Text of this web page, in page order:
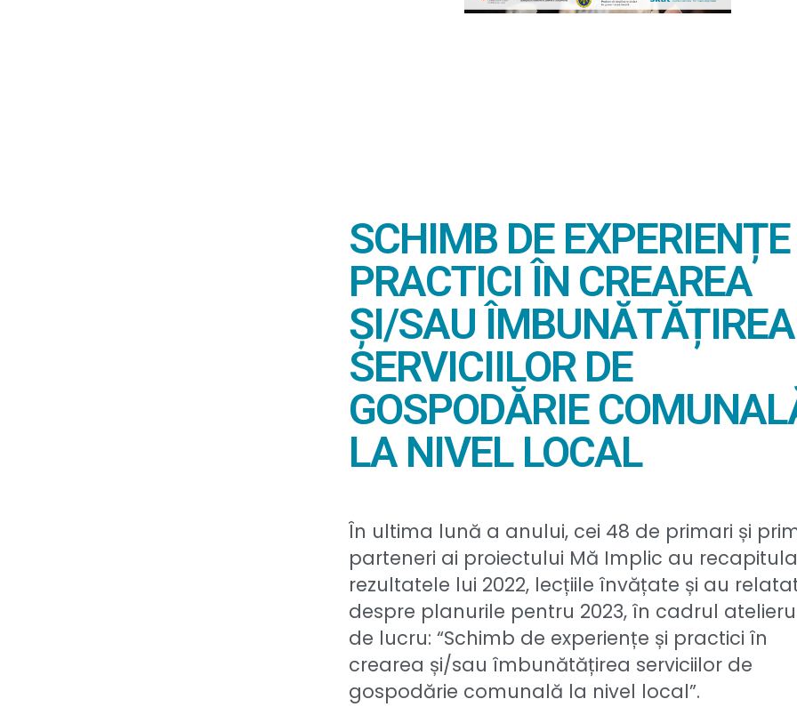
SCHIMB DE
PRACTICI ÎN CREAREA
ȘI/SAU ÎMBUNĂTĂȚIREA
SERVICIILOR DE
GOSPODĂRIE
LA NIVEL LOCAL
În ultima lună a anului, cei 48 de primari și
parteneri ai proiectului Mă Implic au
rezultatele lui 2022, lecțiile învățate și au
despre planurile pentru 2023, în cadrul
de lucru: “Schimb de experiențe și practici în
crearea și/sau îmbunătățirea serviciilor de
gospodărie comunală la nivel local”.